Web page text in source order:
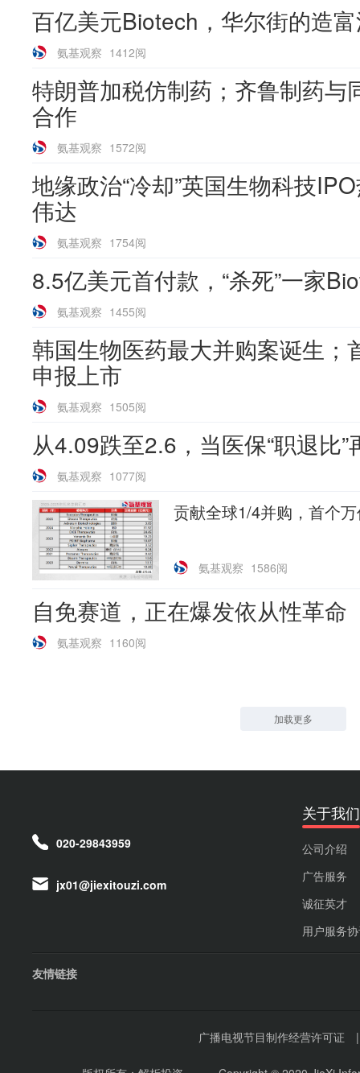
百亿美元Biotech，华尔街的造
氨基观察 1412阅
特朗普加税仿制药；齐鲁制药与
合作
氨基观察 1572阅
地缘政治“冷却”英国生物科技
伟达
氨基观察 1754阅
8.5亿美元首付款，“杀死”一家
氨基观察 1455阅
韩国生物医药最大并购案诞生；
申报上市
氨基观察 1505阅
从4.09跌至2.6，当医保“职退比”
氨基观察 1077阅
贡献全球1/4并购，首个
氨基观察 1586阅
自免赛道，正在爆发依从性革命
氨基观察 1160阅
加载更多
020-29843959
jx01@jiexitouzi.com
关于我们
公司介绍
广告服务
诚征英才
用户服务
友情链接
广播电视节目制作经营许可证